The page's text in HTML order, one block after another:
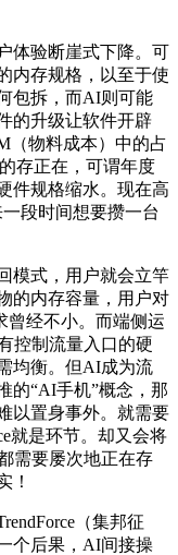
验断崖式下降。可
内存规格，以至于使
包拆，而AI则可能
的升级让软件开辟
（物料成本）中的占
存正在，可谓年度
件规格缩水。现在高
段时间想要攒一台
式，用户就会立竿
的内存容量，用户对
曾经不小。而端侧运
控制流量入口的硬
均衡。但AI成为流
的“AI手机”概念，那
以置身事外。就需要
就是环节。却又会将
需要屡次地正在存
！
（集邦征
个后果，AI间接操